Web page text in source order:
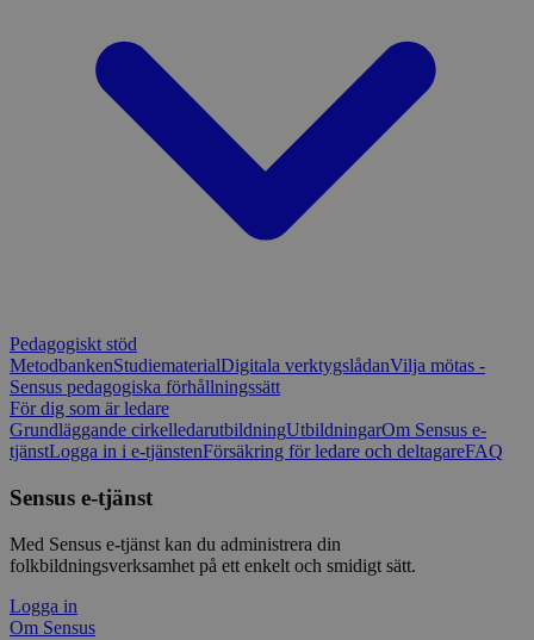
Pedagogiskt stöd
MetodbankenStudiematerialDigitala verktygslådanVilja mötas -
Sensus pedagogiska förhållningssätt
För dig som är ledare
Grundläggande cirkelledarutbildningUtbildningarOm Sensus e-
tjänstLogga in i e-tjänstenFörsäkring för ledare och deltagareFAQ
Sensus e-tjänst
Med Sensus e-tjänst kan du administrera din
folkbildningsverksamhet på ett enkelt och smidigt sätt.
Logga in
Om Sensus